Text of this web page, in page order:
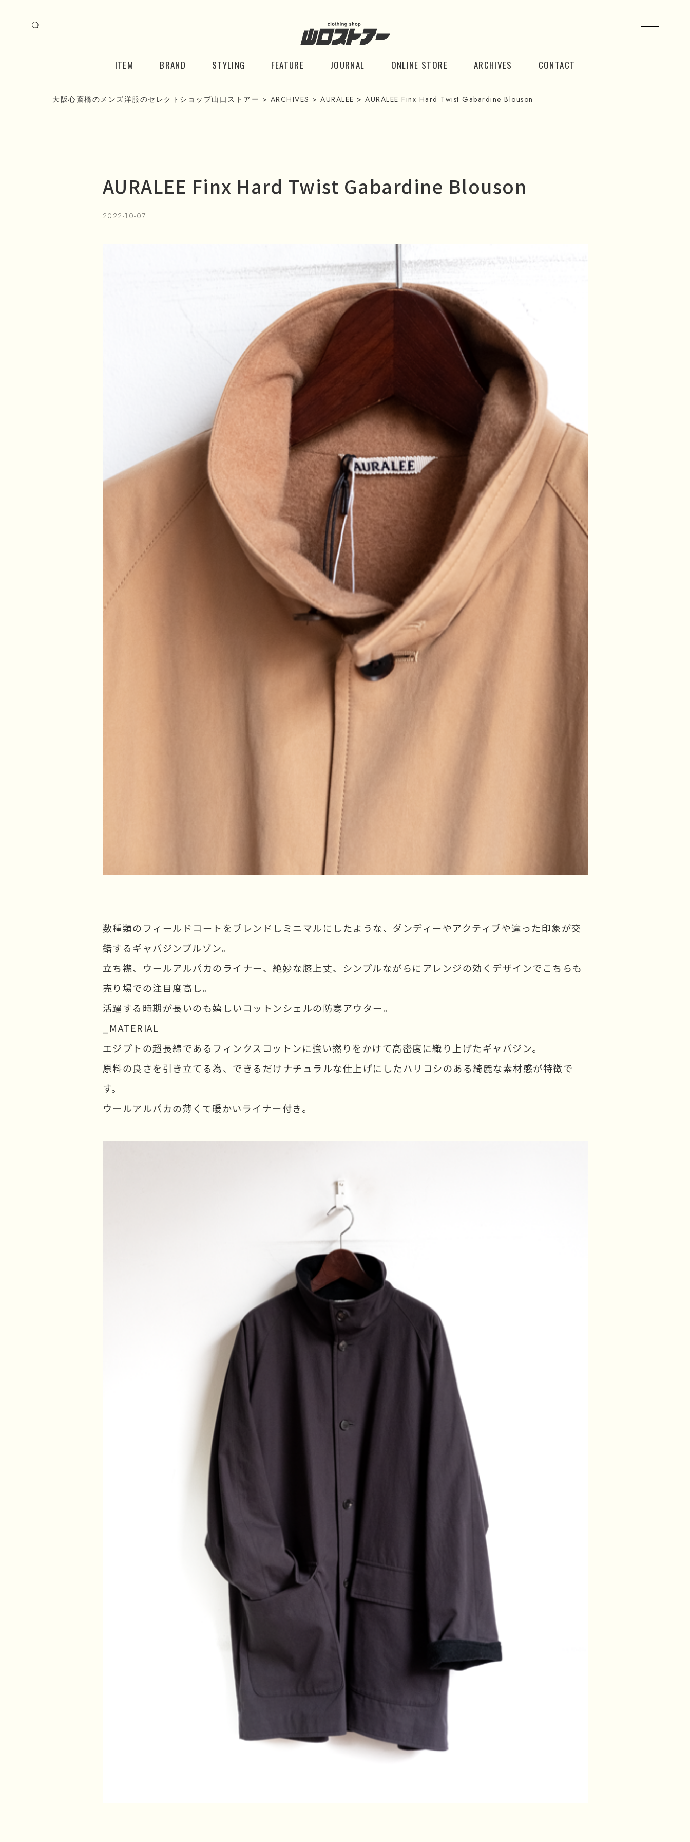
ITEM BRAND STYLING FEATURE JOURNAL ONLINE STORE ARCHIVES CONTACT
大阪心斎橋のメンズ洋服のセレクトショップ山口ストアー > ARCHIVES > AURALEE > AURALEE Finx Hard Twist Gabardine Blouson
AURALEE Finx Hard Twist Gabardine Blouson
2022-10-07
数種類のフィールドコートをブレンドしミニマルにしたような、ダンディーやアクティブや違った印象が交
錯するギャバジンブルゾン。
立ち襟、ウールアルパカのライナー、絶妙な膝上丈、シンプルながらにアレンジの効くデザインでこちらも
売り場での注目度高し。
活躍する時期が長いのも嬉しいコットンシェルの防寒アウター。
_MATERIAL
エジプトの超長綿であるフィンクスコットンに強い撚りをかけて高密度に織り上げたギャバジン。
原料の良さを引き立てる為、できるだけナチュラルな仕上げにしたハリコシのある綺麗な素材感が特徴で
す。
ウールアルパカの薄くて暖かいライナー付き。